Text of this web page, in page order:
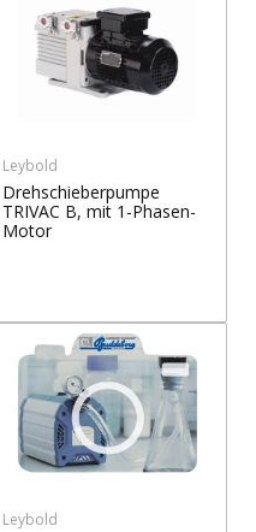
Leybold
Drehschieberpumpe
TRIVAC B, mit 1-Phasen-
Motor
Leybold